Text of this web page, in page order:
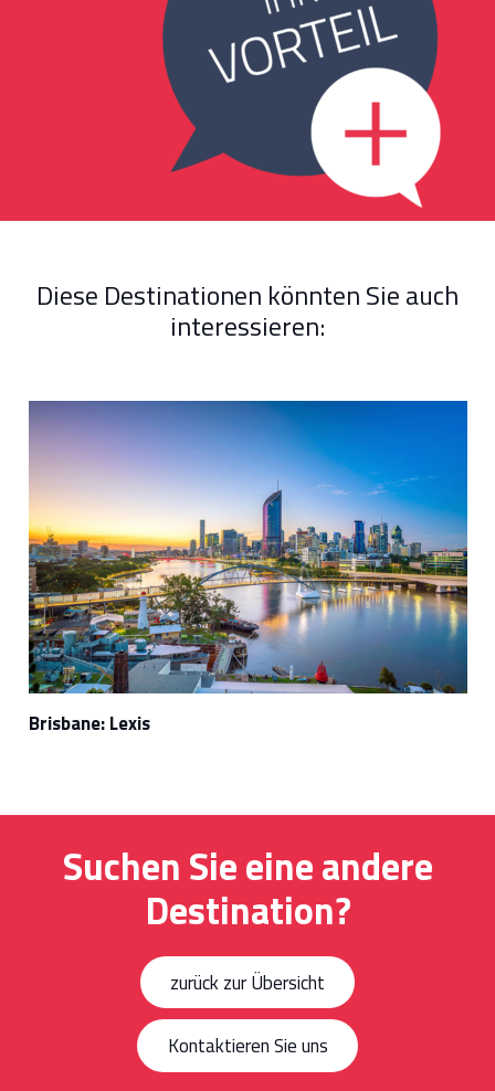
Diese Destinationen könnten Sie auch
interessieren:
Brisbane: Lexis
Suchen Sie eine andere
Destination?
zurück zur Übersicht
Kontaktieren Sie uns